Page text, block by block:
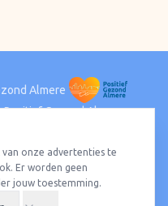
Almere
Positief Gezond Almere
WIJK
Almere BuitenAlmere Poort
te doen
onze advertenties te
Er worden geen
jouw toestemming.